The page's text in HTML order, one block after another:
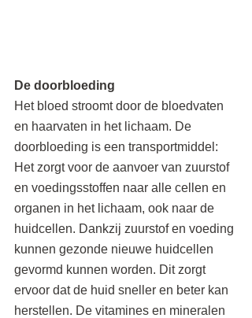
De doorbloeding
Het bloed stroomt door de bloedvaten
en haarvaten in het lichaam. De
doorbloeding is een transportmiddel:
Het zorgt voor de aanvoer van zuurstof
en voedingsstoffen naar alle cellen en
organen in het lichaam, ook naar de
huidcellen. Dankzij zuurstof en voeding
kunnen gezonde nieuwe huidcellen
gevormd kunnen worden. Dit zorgt
ervoor dat de huid sneller en beter kan
herstellen. De vitamines en mineralen